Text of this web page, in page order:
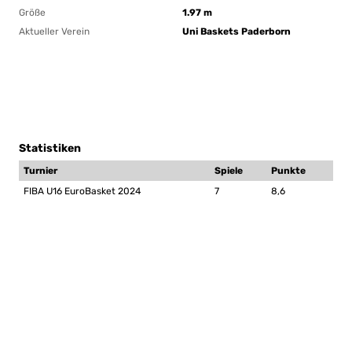
Größe
1.97 m
Aktueller Verein
Uni Baskets Paderborn
Statistiken
Turnier Spiele
Punkte
FIBA U16 EuroBasket 2024
7 8,6